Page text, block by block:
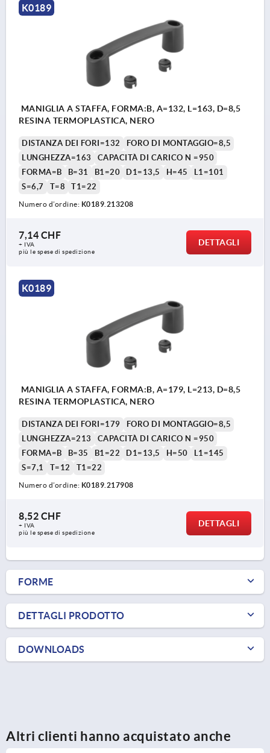
K0189
MANIGLIA A STAFFA, FORMA:B, A=132, L=163, D=8,5
RESINA TERMOPLASTICA, NERO
DISTANZA DEI FORI=132
FORO DI MONTAGGIO=8,5
LUNGHEZZA=163
CAPACITÀ DI CARICO N =950
FORMA=B
B=31 B1=20 D1=13,5 H=45
L1=101
S=6,7
T=8 T1=22
Numero d’ordine: K0189.213208
7,14 CHF
+ IVA
più le spese di spedizione
DETTAGLI
K0189
MANIGLIA A STAFFA, FORMA:B, A=179, L=213, D=8,5
RESINA TERMOPLASTICA, NERO
DISTANZA DEI FORI=179
FORO DI MONTAGGIO=8,5
LUNGHEZZA=213
CAPACITÀ DI CARICO N =950
FORMA=B
B=35 B1=22 D1=13,5 H=50
L1=145
S=7,1
T=12 T1=22
Numero d’ordine: K0189.217908
8,52 CHF
+ IVA
più le spese di spedizione
DETTAGLI
FORME
DETTAGLI PRODOTTO
DOWNLOADS
Altri clienti hanno acquistato anche